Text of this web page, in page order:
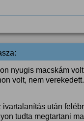
nyugis macskám
volt, nem verekedett.
ivartalanítás után
tudta megtartani